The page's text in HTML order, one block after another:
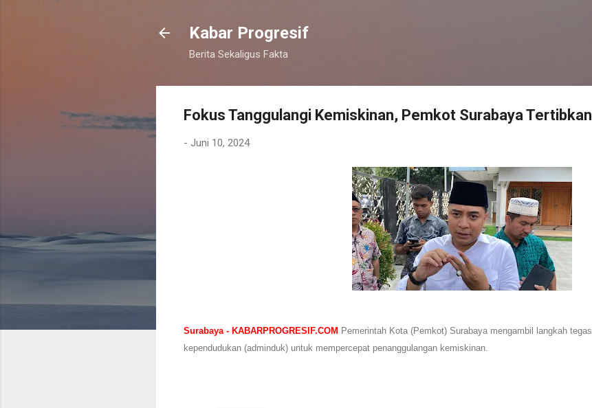
Kabar Progresif
Berita Sekaligus Fakta
Fokus Tanggulangi Kemiskinan, Pemkot Surabaya
- Juni 10, 2024
Surabaya - KABARPROGRESIF.COM Pemerintah Kota (Pemkot) Surabaya mengambil langkah
kependudukan (adminduk) untuk mempercepat penanggulangan kemiskinan.